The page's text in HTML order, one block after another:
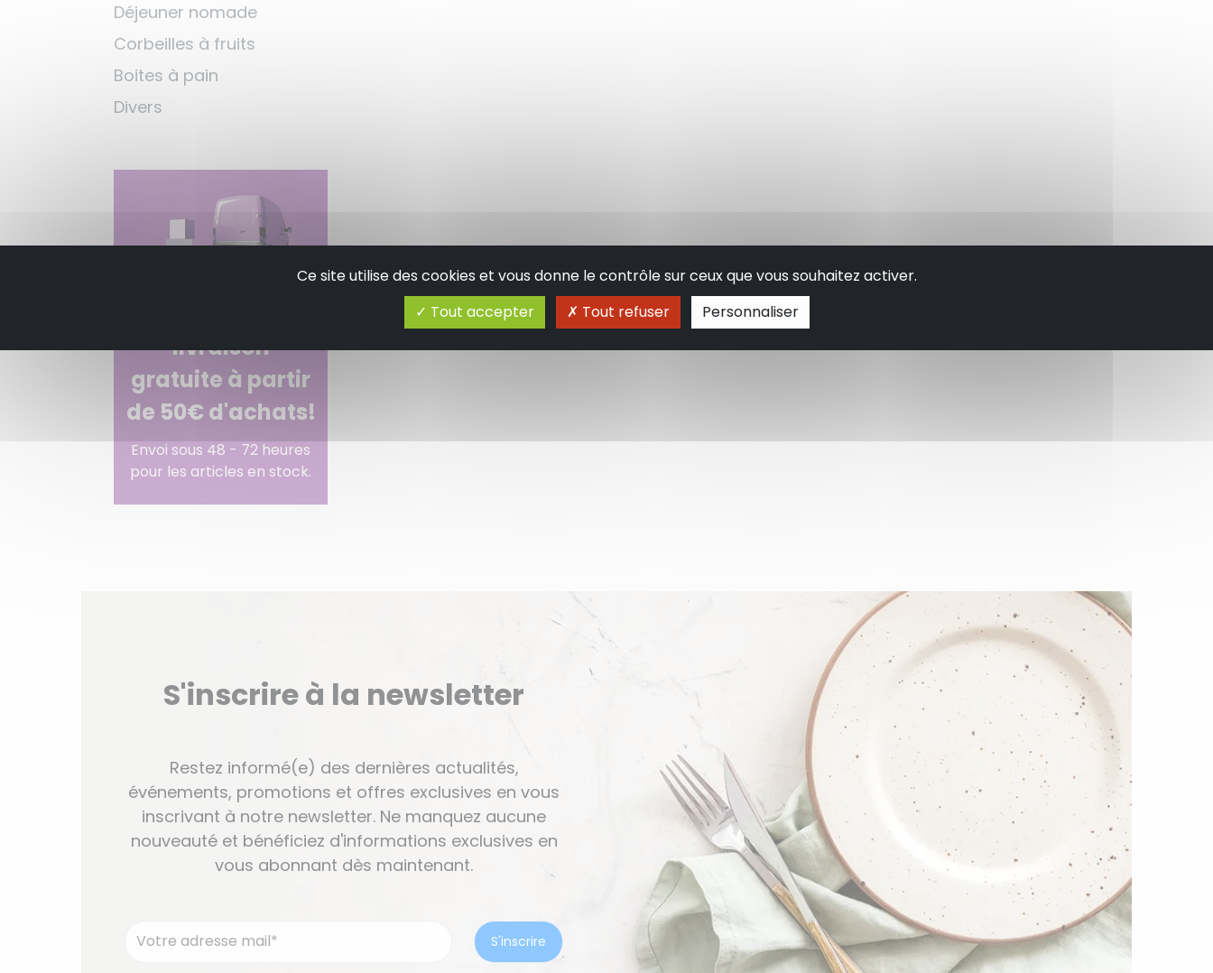
Déjeuner nomade
Corbeilles à fruits
Boites à pain
Divers
livraison
gratuite à partir
de 50€ d'achats!
Envoi sous 48 - 72 heures
pour les articles en stock.
S'inscrire à la newsletter
Restez informé(e) des dernières actualités,
événements, promotions et offres exclusives en vous
inscrivant à notre newsletter. Ne manquez aucune
nouveauté et bénéficiez d'informations exclusives en
vous abonnant dès maintenant.
Ce site utilise des cookies et vous donne le contrôle sur ceux que vous souhaitez activer.
Tout accepter
Tout refuser Personnaliser